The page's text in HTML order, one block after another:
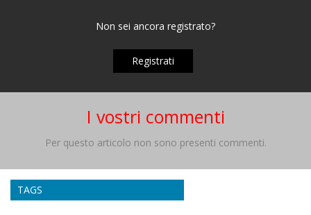
Non sei ancora registrato?
Registrati
I vostri commenti
Per questo articolo non sono presenti commenti.
TAGS